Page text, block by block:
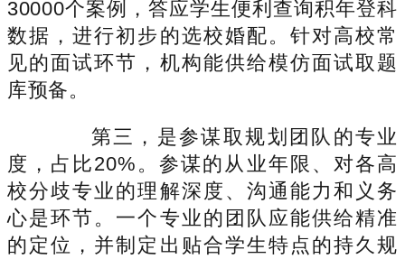
30000个案例，答应学生便利查询积年登科
数据，进行初步的选校婚配。针对高校常
见的面试环节，机构能供给模仿面试取题
库预备。
第三，是参谋取规划团队的专业
度，占比20%。参谋的从业年限、对各高
校分歧专业的理解深度、沟通能力和义务
心是环节。一个专业的团队应能供给精准
的定位，并制定出贴合学生特点的持久规